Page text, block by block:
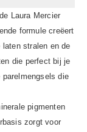
Laura Mercier
formule creëert
stralen en de
die perfect bij je
die
pigmenten
zorgt voor